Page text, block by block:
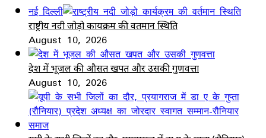
नई दिल्ली
राष्ट्रीय नदी जोड़ो कार्यक्रम की वर्तमान स्थिति
August 10, 2026
देश में भूजल की औसत खपत और उसकी गुणवत्ता
August 10, 2026